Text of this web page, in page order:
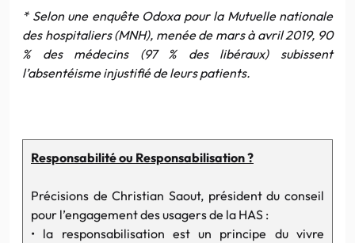
* Selon une enquête Odoxa pour la Mutuelle nationale
des hospitaliers (MNH), menée de mars à avril 2019, 90
% des médecins (97 % des libéraux) subissent
l’absentéisme injustifié de leurs patients.
Responsabilité ou Responsabilisation ?
Précisions de Christian Saout, président du conseil
pour l’engagement des usagers de la HAS :
• la responsabilisation est un principe du vivre